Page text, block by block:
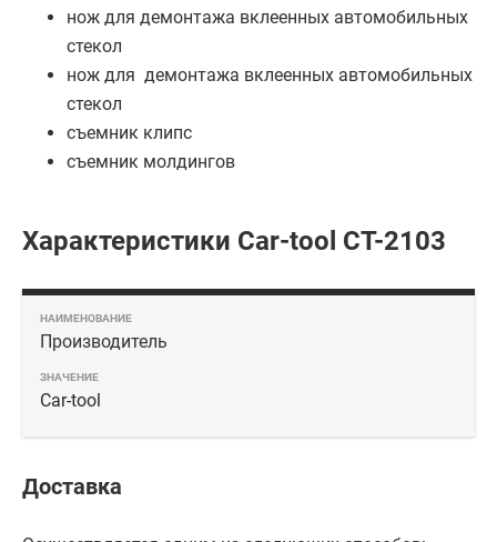
нож для демонтажа вклеенных автомобильных
стекол
нож для демонтажа вклеенных автомобильных
стекол
съемник клипс
съемник молдингов
Характеристики Car-tool CT-2103
Производитель
Car-tool
Доставка